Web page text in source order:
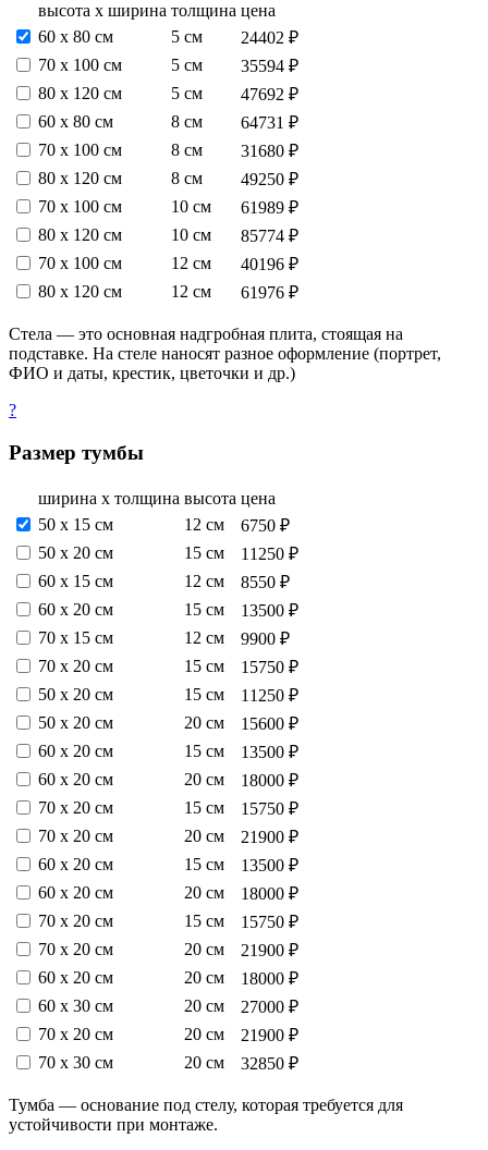
высота х ширина толщина цена
60 х 80 см
5 см
24402 ₽
70 х 100 см
5 см
35594 ₽
80 х 120 см
5 см
47692 ₽
60 х 80 см
8 см
64731 ₽
70 х 100 см
8 см
31680 ₽
80 х 120 см
8 см
49250 ₽
70 х 100 см
10 см
61989 ₽
80 х 120 см
10 см
85774 ₽
70 х 100 см
12 см
40196 ₽
80 х 120 см
12 см 61976 ₽
Стела — это основная надгробная плита, стоящая на
подставке. На стеле наносят разное оформление (портрет,
ФИО и даты, крестик, цветочки и др.)
?
Размер тумбы
ширина х толщина высота цена
50 х 15 см
12 см
6750 ₽
50 х 20 см
15 см
11250 ₽
60 х 15 см
12 см
8550 ₽
60 х 20 см
15 см
13500 ₽
70 х 15 см
12 см
9900 ₽
70 х 20 см
15 см
15750 ₽
50 х 20 см
15 см
11250 ₽
50 х 20 см
20 см
15600 ₽
60 х 20 см
15 см
13500 ₽
60 х 20 см
20 см
18000 ₽
70 х 20 см
15 см
15750 ₽
70 х 20 см
20 см
21900 ₽
60 х 20 см
15 см
13500 ₽
60 х 20 см
20 см
18000 ₽
70 х 20 см
15 см
15750 ₽
70 х 20 см
20 см
21900 ₽
60 х 20 см
20 см
18000 ₽
60 х 30 см
20 см
27000 ₽
70 х 20 см
20 см
21900 ₽
70 х 30 см
20 см 32850 ₽
Тумба — основание под стелу, которая требуется для
устойчивости при монтаже.